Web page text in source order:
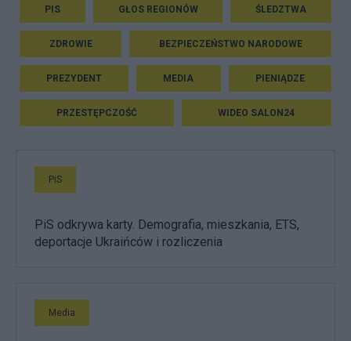
PIS GŁOS REGIONÓW ŚLEDZTWA
ZDROWIE BEZPIECZEŃSTWO NARODOWE
PREZYDENT MEDIA PIENIĄDZE
PRZESTĘPCZOŚĆ WIDEO SALON24
PiS
PiS odkrywa karty. Demografia, mieszkania, ETS,
deportacje Ukraińców i rozliczenia
Media